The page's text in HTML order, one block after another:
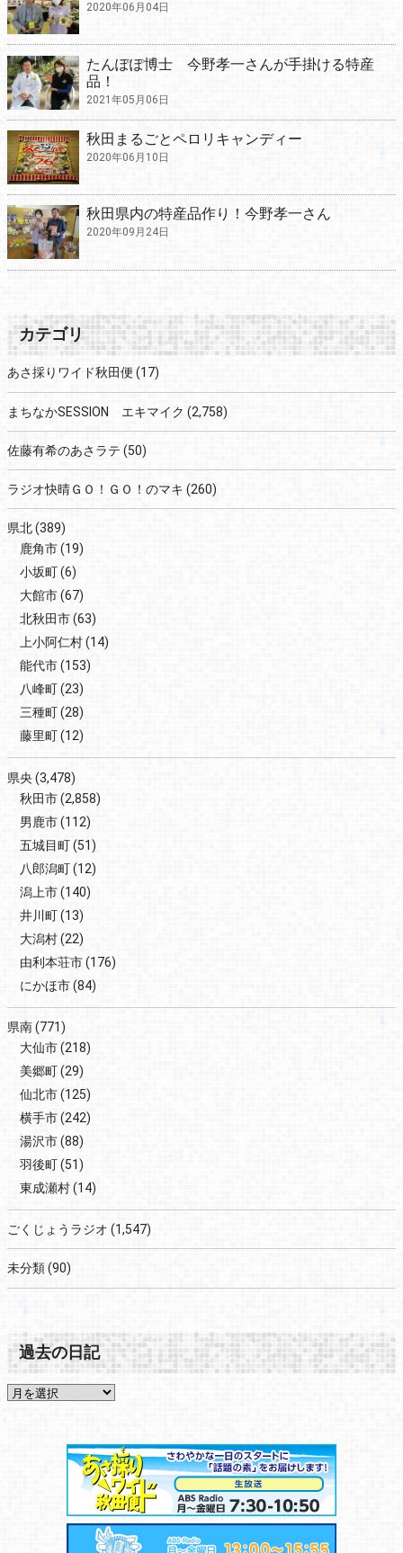
2020年06月04日
たんぽぽ博士 今野孝一さんが手掛ける特産
品！
2021年05月06日
秋田まるごとペロリキャンディー
2020年06月10日
秋田県内の特産品作り！今野孝一さん
2020年09月24日
カテゴリ
あさ採りワイド秋田便 (17)
まちなかSESSION エキマイク (2,758)
佐藤有希のあさラテ (50)
ラジオ快晴ＧＯ！ＧＯ！のマキ (260)
県北(389)
鹿角市(19)
小坂町(6)
大館市(67)
北秋田市(63)
上小阿仁村(14)
能代市(153)
八峰町(23)
三種町(28)
藤里町(12)
県央(3,478)
秋田市(2,858)
男鹿市(112)
五城目町(51)
八郎潟町(12)
潟上市(140)
井川町(13)
大潟村(22)
由利本荘市(176)
にかほ市(84)
県南(771)
大仙市(218)
美郷町(29)
仙北市(125)
横手市(242)
湯沢市(88)
羽後町(51)
東成瀬村(14)
ごくじょうラジオ (1,547)
未分類(90)
過去の日記